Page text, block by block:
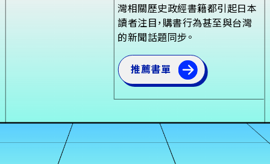
灣相關歷史政經書籍都引起日本
讀者注目，購書行為甚至與台灣
的新聞話題同步。
推薦書單